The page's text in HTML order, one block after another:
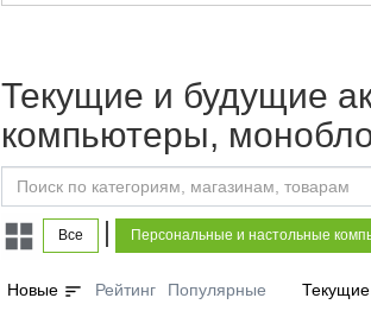
Текущие и будущие
компьютеры,
Все | Персональные и настольные
Новые sort Рейтинг Популярные Текущие